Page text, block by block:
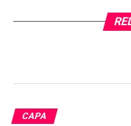
CAPA